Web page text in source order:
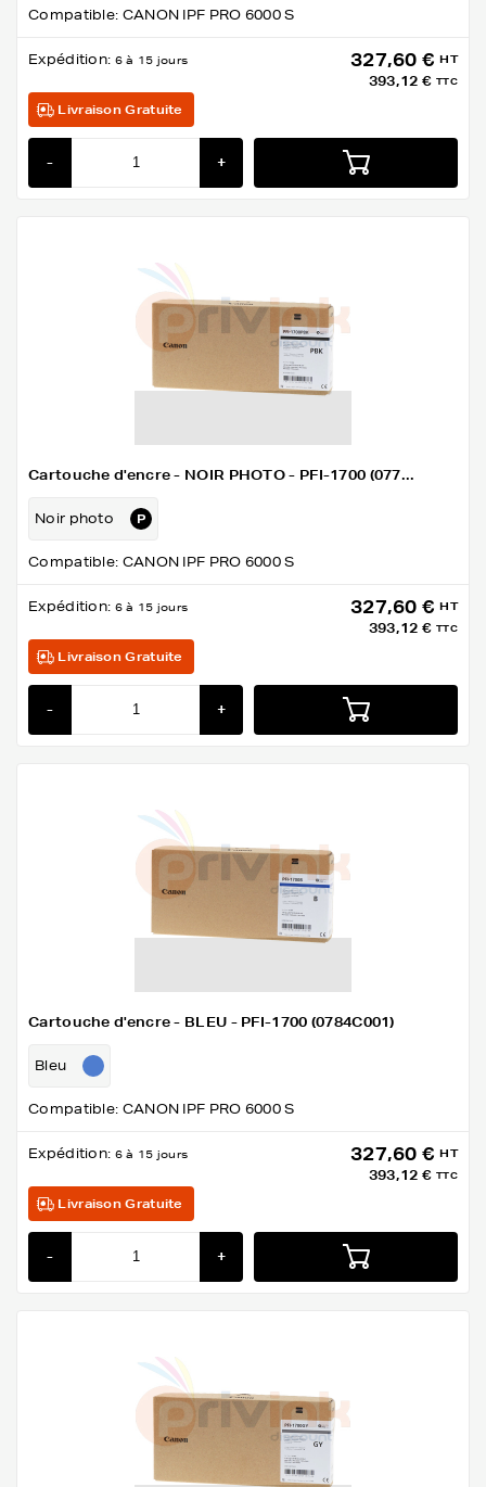
Compatible: CANON IPF PRO 6000 S
Expédition: 6 à 15 jours 327,60 € HT
393,12 € TTC
Livraison Gratuite
- +
Cartouche d'encre - NOIR PHOTO - PFI-1700 (077...
Noir photo
Compatible: CANON IPF PRO 6000 S
Expédition: 6 à 15 jours 327,60 € HT
393,12 € TTC
Livraison Gratuite
- +
Cartouche d'encre - BLEU - PFI-1700 (0784C001)
Bleu
Compatible: CANON IPF PRO 6000 S
Expédition: 6 à 15 jours 327,60 € HT
393,12 € TTC
Livraison Gratuite
- +